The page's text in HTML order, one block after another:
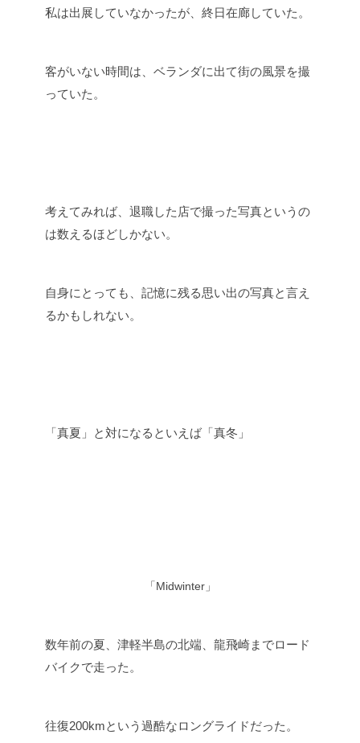
私は出展していなかったが、終日在廊していた。
客がいない時間は、ベランダに出て街の風景を撮
っていた。
考えてみれば、退職した店で撮った写真というの
は数えるほどしかない。
自身にとっても、記憶に残る思い出の写真と言え
るかもしれない。
「真夏」と対になるといえば「真冬」
「Midwinter」
数年前の夏、津軽半島の北端、龍飛崎までロード
バイクで走った。
往復200kmという過酷なロングライドだった。